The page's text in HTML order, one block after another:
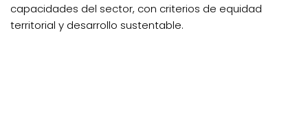
capacidades del sector, con criterios de equidad
territorial y desarrollo sustentable.